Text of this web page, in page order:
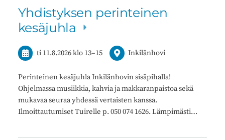
Yhdistyksen perinteinen
kesäjuhla
ti 11.8.2026klo 13–15 Inkilänhovi
Perinteinen kesäjuhla Inkilänhovin sisäpihalla!
Ohjelmassa musiikkia, kahvia ja makkaranpaistoa sekä
mukavaa seuraa yhdessä vertaisten kanssa.
Ilmoittautumiset Tuirelle p. 050 074 1626. Lämpimästi…